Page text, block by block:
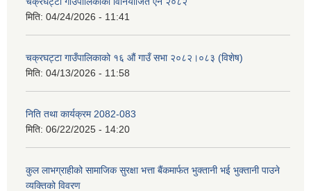
मिति: 04/24/2026 - 11:41
चक्रघट्टा गाउँपालिकाको १६ औं गाउँ सभा २०८२।०८३ (विशेष)
मिति: 04/13/2026 - 11:58
निति तथा कार्यक्रम 2082-083
मिति: 06/22/2025 - 14:20
कुल लाभग्राहीको सामाजिक सुरक्षा भत्ता बैंकमार्फत भुक्तानी भई भुक्तानी पाउने
व्यक्तिको विवरण